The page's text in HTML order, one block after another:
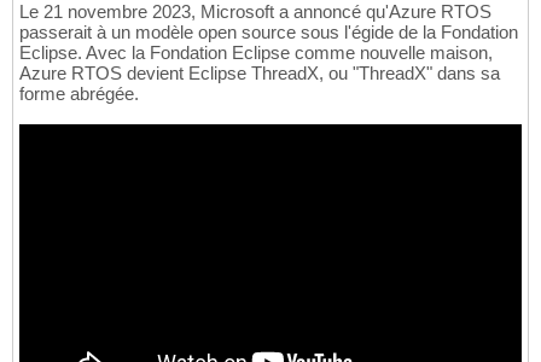
Le 21 novembre 2023, Microsoft a annoncé qu'Azure RTOS
passerait à un modèle open source sous l'égide de la Fondation
Eclipse. Avec la Fondation Eclipse comme nouvelle maison,
Azure RTOS devient Eclipse ThreadX, ou "ThreadX" dans sa
forme abrégée.